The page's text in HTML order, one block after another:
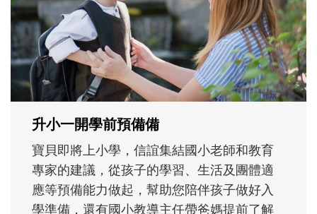
沒有人天生就擅長當爸爸！男人總是在一次
次「前所未有」的體驗中，跟著孩子一起長
大。從給予安全感的肢體遊戲，到獨立自
主、角色認同及解決問題的能力養成。爸爸
正嘗試用不同的模樣，參與孩子每個重要的